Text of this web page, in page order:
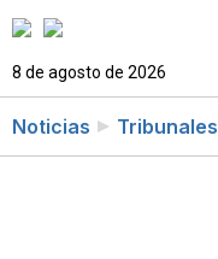
8 de agosto de 2026
Noticias Tribunales